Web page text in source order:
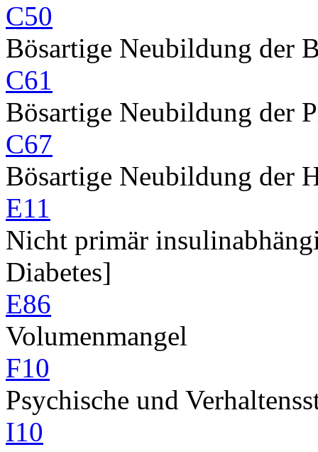
C50
Bösartige Neubildung der
C61
Bösartige Neubildung der
C67
Bösartige Neubildung der
E11
Nicht primär
Diabetes]
E86
Volumenmangel
F10
Psychische und
I10